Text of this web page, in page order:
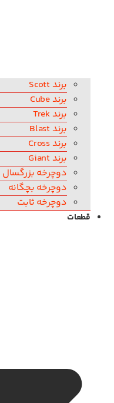
برند Scott
برند Cube
برند Trek
برند Blast
برند Cross
برند Giant
دوچرخه بزرگسال
دوچرخه بچگانه
دوچرخه ثابت
قطعات